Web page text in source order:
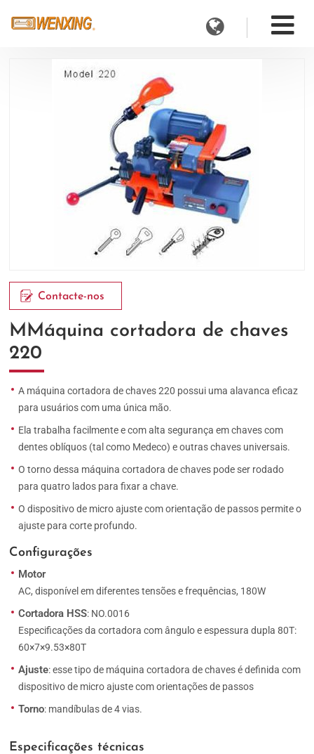
Contacte-nos
MMáquina cortadora de chaves
220
A máquina cortadora de chaves 220 possui uma alavanca eficaz
para usuários com uma única mão.
Ela trabalha facilmente e com alta segurança em chaves com
dentes oblíquos (tal como Medeco) e outras chaves universais.
O torno dessa máquina cortadora de chaves pode ser rodado
para quatro lados para fixar a chave.
O dispositivo de micro ajuste com orientação de passos permite o
ajuste para corte profundo.
Configurações
Motor
AC, disponível em diferentes tensões e frequências, 180W
Cortadora HSS: NO.0016
Especificações da cortadora com ângulo e espessura dupla 80T:
60×7×9.53×80T
Ajuste: esse tipo de máquina cortadora de chaves é definida com
dispositivo de micro ajuste com orientações de passos
Torno: mandíbulas de 4 vias.
Especificações técnicas